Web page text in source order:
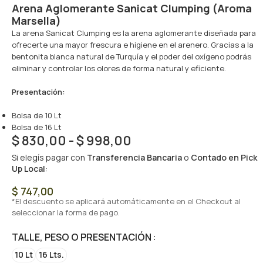
Arena Aglomerante Sanicat Clumping (Aroma
Marsella)
La arena Sanicat Clumping es la arena aglomerante diseñada para
ofrecerte una mayor frescura e higiene en el arenero. Gracias a la
bentonita blanca natural de Turquía y el poder del oxígeno podrás
eliminar y controlar los olores de forma natural y eficiente.
Presentación:
Bolsa de 10 Lt
Bolsa de 16 Lt
$830,00 -$998,00
Si elegís pagar con Transferencia Bancaria o Contado en Pick
Up Local:
$ 747,00
*El descuento se aplicará automáticamente en el Checkout al
seleccionar la forma de pago.
TALLE, PESO O PRESENTACIÓN
10 Lt 16 Lts.